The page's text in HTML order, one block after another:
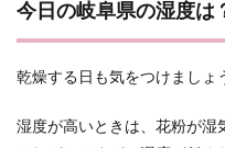
今日の岐阜県の湿度は
乾燥する日も気をつけましょ
湿度が高いときは、花粉が湿